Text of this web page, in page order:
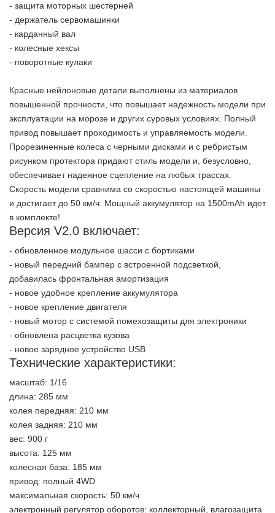
- защита моторных шестерней
- держатель сервомашинки
- карданный вал
- колесные хексы
- поворотные кулаки
Красные нейлоновые детали выполнены из материалов
повышенной прочности, что повышает надежность модели при
эксплуатации на морозе и других суровых условиях. Полный
привод повышает проходимость и управляемость модели.
Прорезиненные колеса с черными дисками и с ребристым
рисунком протектора придают стиль модели и, безусловно,
обеспечивает надежное сцепление на любых трассах.
Скорость модели сравнима со скоростью настоящей машины
и достигает до 50 км/ч. Мощный аккумулятор на 1500mAh идет
в комплекте!
Версия V2.0 включает:
- обновленное модульное шасси с бортиками
- новый передний бампер с встроенной подсветкой,
добавилась фронтальная амортизация
- новое удобное крепление аккумулятора
- новое крепление двигателя
- новый мотор с системой помехозащиты для электроники
- обновлена расцветка кузова
- новое зарядное устройство USB
Технические характеристики:
масштаб: 1/16
длина: 285 мм
колея передняя: 210 мм
колея задняя: 210 мм
вес: 900 г
высота: 125 мм
колесная база: 185 мм
привод: полный 4WD
максимальная скорость: 50 км/ч
электронный регулятор оборотов: коллекторный, влагозащита